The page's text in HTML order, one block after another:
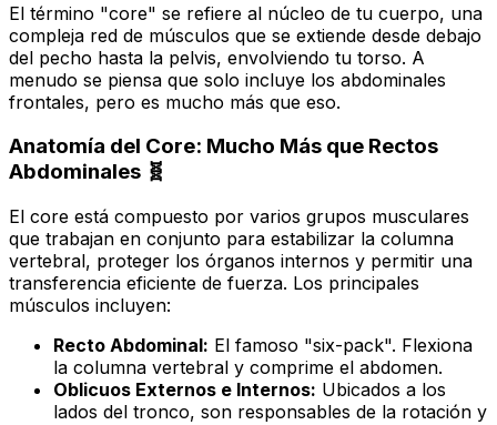
El término "core" se refiere al núcleo de tu cuerpo, una
compleja red de músculos que se extiende desde debajo
del pecho hasta la pelvis, envolviendo tu torso. A
menudo se piensa que solo incluye los abdominales
frontales, pero es mucho más que eso.
Anatomía del Core: Mucho Más que Rectos
Abdominales 🧬
El core está compuesto por varios grupos musculares
que trabajan en conjunto para estabilizar la columna
vertebral, proteger los órganos internos y permitir una
transferencia eficiente de fuerza. Los principales
músculos incluyen:
Recto Abdominal: El famoso "six-pack". Flexiona
la columna vertebral y comprime el abdomen.
Oblicuos Externos e Internos: Ubicados a los
lados del tronco, son responsables de la rotación y